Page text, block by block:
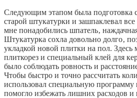
Следующим этапом была подготовка
старой штукатурки и зашпаклевал
мне понадобились шпатель‚
Штукатурка сохла довольно долго‚
укладкой новой плитки на пол. Здесь
плиткорез и специальный клей для
было соблюдать ровность и
Чтобы быстро и точно рассчитать
использовал специальную программу
помогло избежать лишних расходов